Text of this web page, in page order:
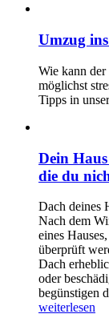
Umzug
Wie kann
möglichst
Tipps in
Dein
die du
Dach deines
Nach dem
eines
überprüft
Dach
oder
begünstigen
weiterlesen